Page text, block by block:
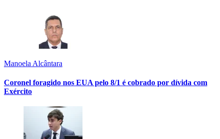
Manoela Alcântara
Coronel foragido nos EUA pelo 8/1 é cobrado por dívida com
Exército